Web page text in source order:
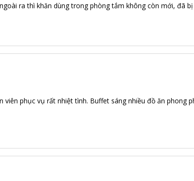
ra thì khăn dùng trong phòng tắm không còn mới, đã
phục vụ rất nhiệt tình. Buffet sáng nhiều đồ ăn phong